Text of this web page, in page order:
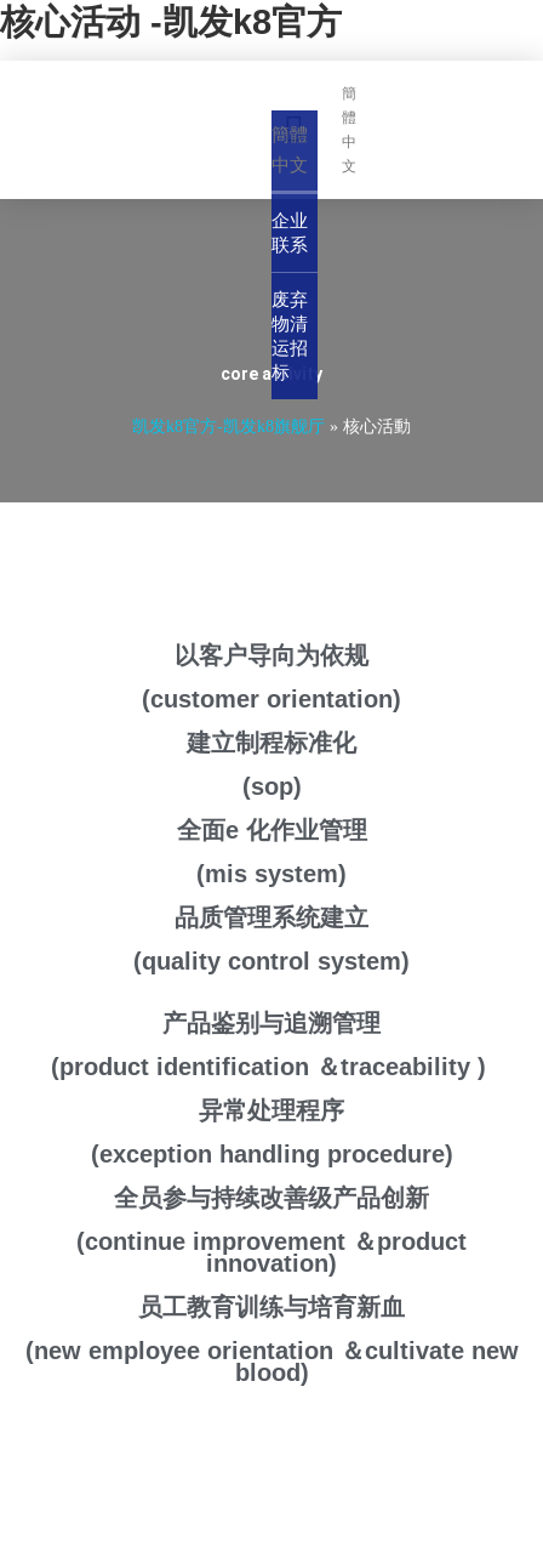
核心活动 -凯发k8官方
簡體
中文
企业
联系
废弃
物清
运招
标
簡
體
中
文
core activity
凯发k8官方-凯发k8旗舰厅 » 核心活動
以客户导向为依规
(customer orientation)
建立制程标准化
(sop)
全面e 化作业管理
(mis system)
品质管理系统建立
(quality control system)
产品鉴别与追溯管理
(product identification ＆traceability )
异常处理程序
(exception handling procedure)
全员参与持续改善级产品创新
(continue improvement ＆product
innovation)
员工教育训练与培育新血
(new employee orientation ＆cultivate new
blood)